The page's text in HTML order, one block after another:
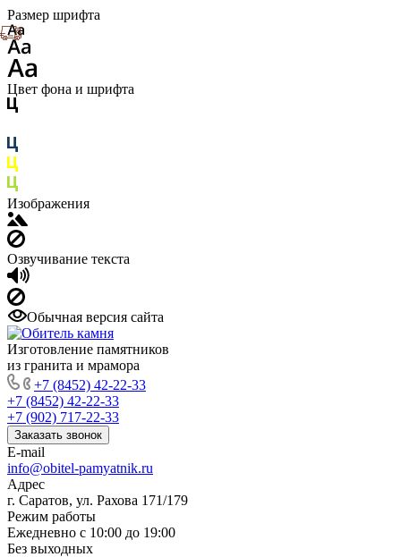
Размер шрифта
Цвет фона и шрифта
Изображения
Озвучивание текста
Обычная версия сайта
Изготовление памятников
из гранита и мрамора
+7 (8452) 42-22-33
+7 (8452) 42-22-33
+7 (902) 717-22-33
Заказать звонок
E-mail
info@obitel-pamyatnik.ru
Адрес
г. Саратов, ул. Рахова 171/179
Режим работы
Ежедневно с 10:00 до 19:00
Без выходных